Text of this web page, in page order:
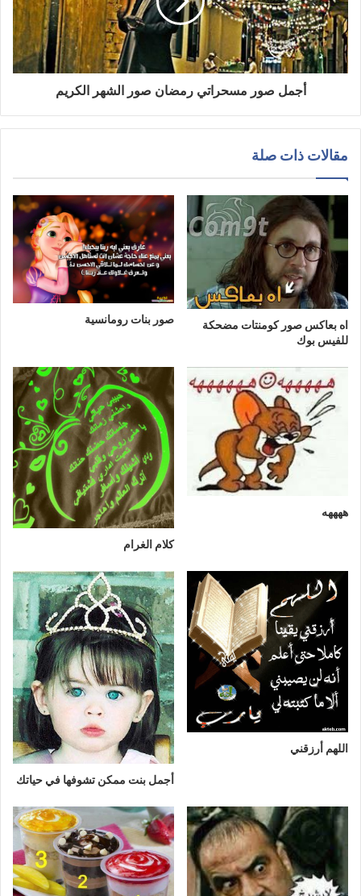
أجمل صور مسحراتي رمضان صور الشهر الكريم
مقالات ذات صلة
اه بعاكس صور كومنتات مضحكة
للفيس بوك
صور بنات رومانسية
ههههه
كلام الغرام
اللهم أرزقني
أجمل بنت ممكن تشوفها في حياتك